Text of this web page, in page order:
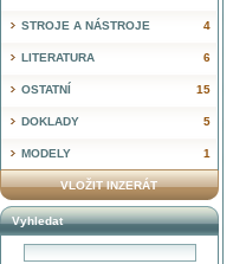
4
STROJE A NÁSTROJE
6
LITERATURA
15
OSTATNÍ
5
DOKLADY
1
MODELY
VLOŽIT INZERÁT
Vyhledat